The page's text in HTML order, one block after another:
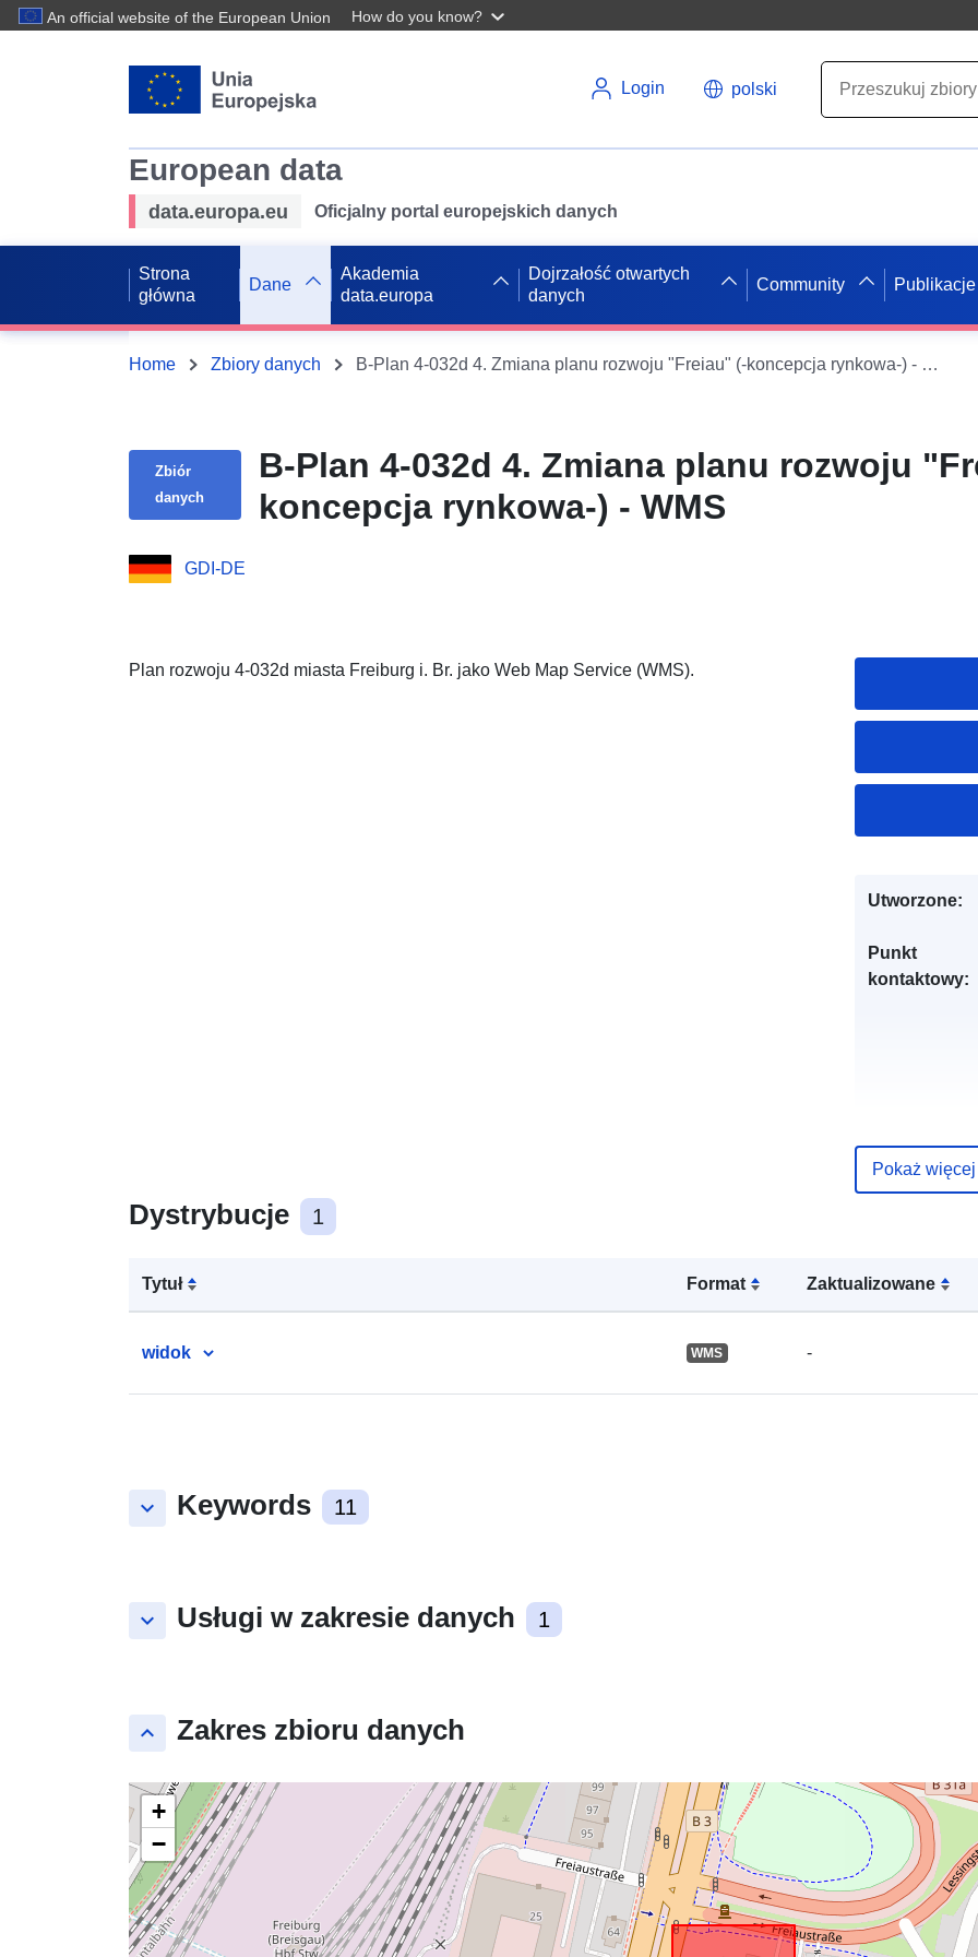
An official website of the European Union How do you know?
Login polski
European data
data.europa.eu Oficjalny portal europejskich danych
Strona
główna
Dane
Akademia
data.europa
Dojrzałość otwartych
danych
Community Publikacje
Home Zbiory danych B-Plan 4-032d 4. Zmiana planu rozwoju "Freiau" (-koncepcja rynkowa-) - WMS
Zbiór
danych
B-Plan 4-032d 4. Zmiana planu rozwoju
koncepcja rynkowa-) - WMS
GDI-DE
Plan rozwoju 4-032d miasta Freiburg i. Br. jako Web Map Service (WMS).
Dystrybucje 1
Tytuł Format Zaktualizowane
widok WMS -
keyboard_arrow_down Keywords 11
keyboard_arrow_down Usługi w zakresie danych 1
keyboard_arrow_up Zakres zbioru danych
+
−
Utworzone:
Punkt
kontaktowy:
Zapis
Pokaż więcej